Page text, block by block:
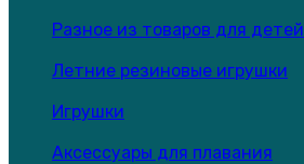
Разное из товаров для детей
Летние резиновые игрушки
Игрушки
Аксессуары для плавания